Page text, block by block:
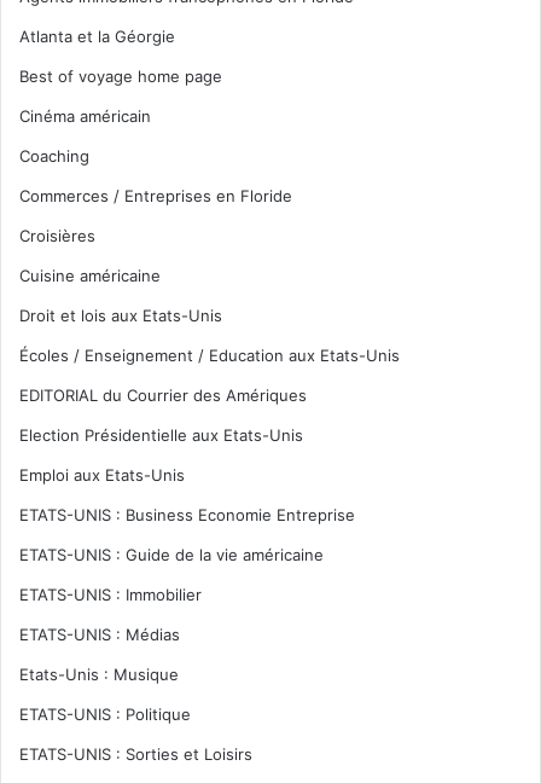
Atlanta et la Géorgie
Best of voyage home page
Cinéma américain
Coaching
Commerces / Entreprises en Floride
Croisières
Cuisine américaine
Droit et lois aux Etats-Unis
Écoles / Enseignement / Education aux Etats-Unis
EDITORIAL du Courrier des Amériques
Election Présidentielle aux Etats-Unis
Emploi aux Etats-Unis
ETATS-UNIS : Business Economie Entreprise
ETATS-UNIS : Guide de la vie américaine
ETATS-UNIS : Immobilier
ETATS-UNIS : Médias
Etats-Unis : Musique
ETATS-UNIS : Politique
ETATS-UNIS : Sorties et Loisirs